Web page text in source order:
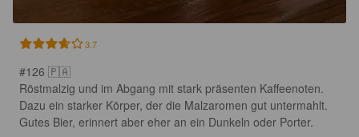
3.7
#126 🇵🇦
Röstmalzig und im Abgang mit stark präsenten Kaffeenoten.
Dazu ein starker Körper, der die Malzaromen gut untermahlt.
Gutes Bier, erinnert aber eher an ein Dunkeln oder Porter.